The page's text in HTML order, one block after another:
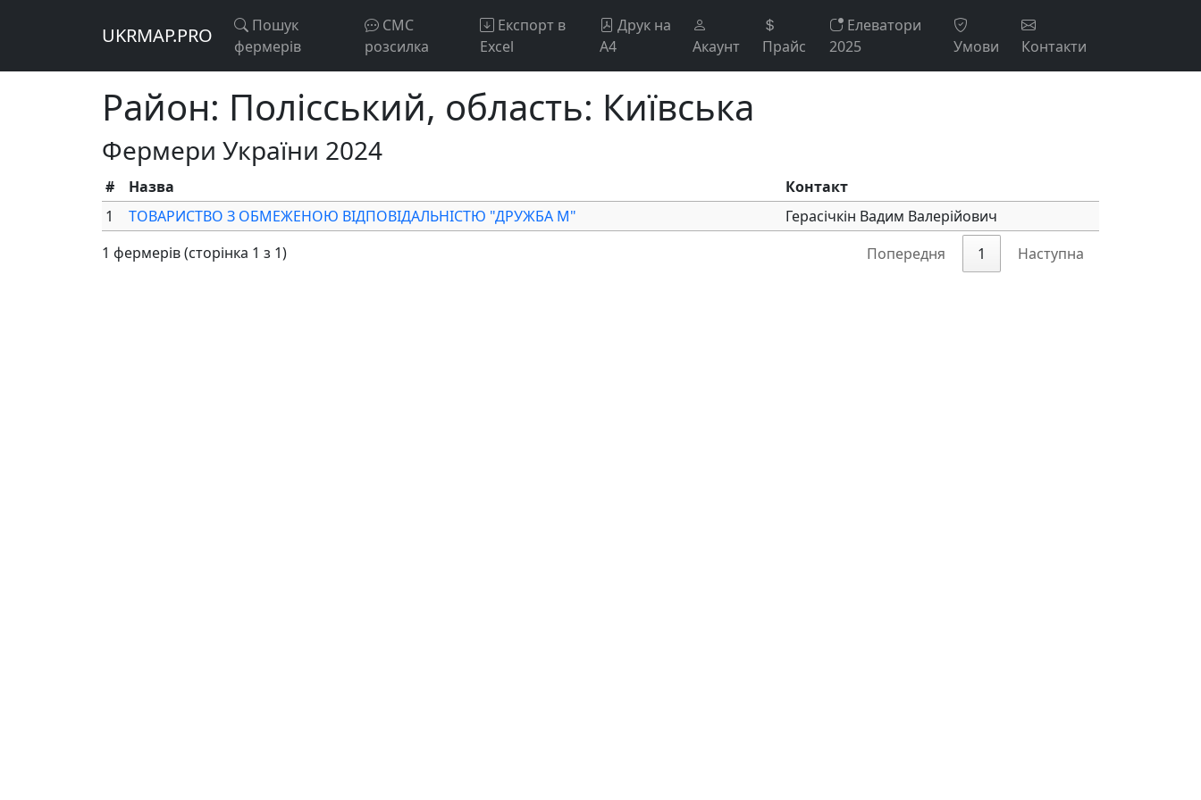
UKRMAP.PRO
Пошук
фермерів
СМС
розсилка
Експорт в
Excel
Друк на
А4
Акаунт Прайс
Елеватори
2025
Умови Контакти
Район: Полісський, область: Київська
Фермери України 2024
# Назва
Контакт
1
ТОВАРИСТВО З ОБМЕЖЕНОЮ ВІДПОВІДАЛЬНІСТЮ "ДРУЖБА М"
Герасічкін Вадим Валерійович
1 фермерів (сторінка 1 з 1)
Попередня 1 Наступна